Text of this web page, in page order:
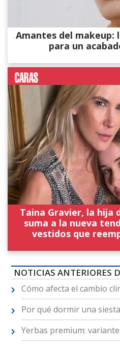
Amantes del makeup:
para un
Taina Gravier, la hija
suma a la nueva
vestidos que
NOTICIAS ANTERIORES
Cómo afecta el cambio
Por qué dormir una
Yerbas premium: